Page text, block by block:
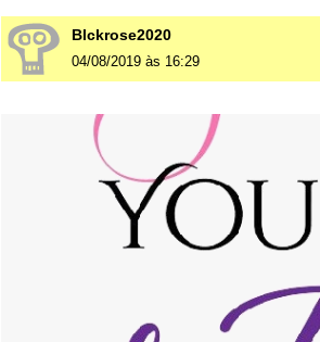
Blckrose2020
04/08/2019 às 16:29